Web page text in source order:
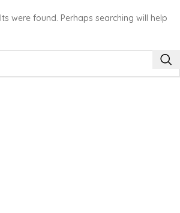
were found. Perhaps searching will help